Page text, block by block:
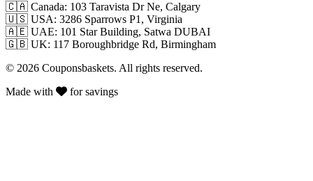
🇨🇦 Canada: 103 Taravista Dr Ne, Calgary
🇺🇸 USA: 3286 Sparrows P1, Virginia
🇦🇪 UAE: 101 Star Building, Satwa DUBAI
🇬🇧 UK: 117 Boroughbridge Rd, Birmingham
© 2026 Couponsbaskets. All rights reserved.
Made with
for savings